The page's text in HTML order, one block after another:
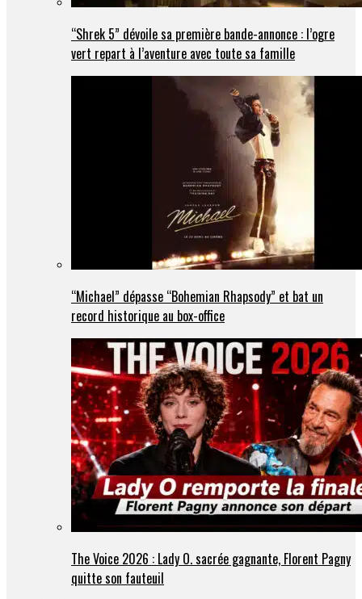
“Shrek 5” dévoile sa première bande-annonce : l’ogre
vert repart à l’aventure avec toute sa famille
“Michael” dépasse “Bohemian Rhapsody” et bat un
record historique au box-office
The Voice 2026 : Lady O. sacrée gagnante, Florent Pagny
quitte son fauteuil